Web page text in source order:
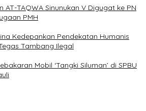
AT-TAQWA Sinunukan V Digugat ke PN
PMH
Kedepankan Pendekatan Humanis
Tambang Ilegal
Mobil ‘Tangki Siluman’ di SPBU